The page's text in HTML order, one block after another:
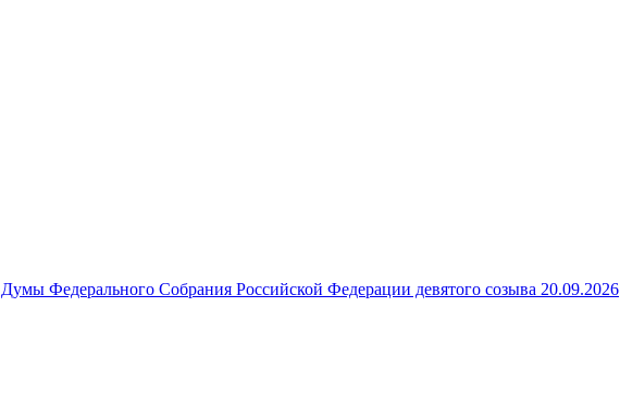
Федерального Собрания Российской Федерации девятого созыва 20.09.2026